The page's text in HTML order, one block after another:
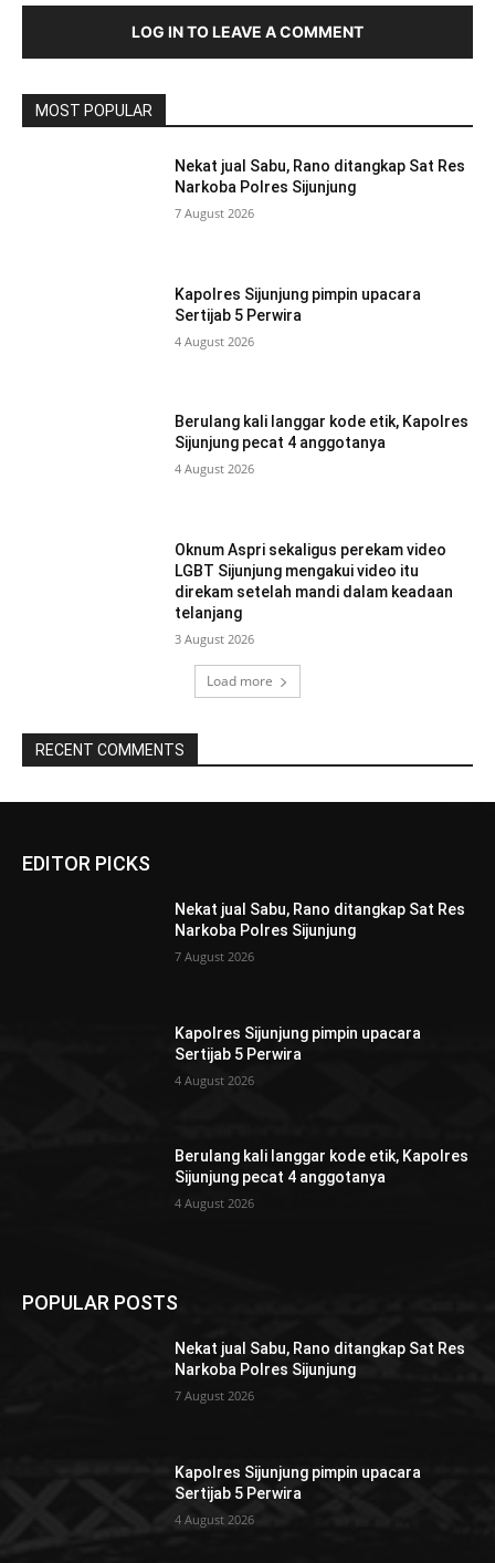
LOG IN TO LEAVE A COMMENT
MOST POPULAR
Nekat jual Sabu, Rano ditangkap Sat Res
Narkoba Polres Sijunjung
7 August 2026
Kapolres Sijunjung pimpin upacara
Sertijab 5 Perwira
4 August 2026
Berulang kali langgar kode etik, Kapolres
Sijunjung pecat 4 anggotanya
4 August 2026
Oknum Aspri sekaligus perekam video
LGBT Sijunjung mengakui video itu
direkam setelah mandi dalam keadaan
telanjang
3 August 2026
Load more
RECENT COMMENTS
EDITOR PICKS
Nekat jual Sabu, Rano ditangkap Sat Res
Narkoba Polres Sijunjung
7 August 2026
Kapolres Sijunjung pimpin upacara
Sertijab 5 Perwira
4 August 2026
Berulang kali langgar kode etik, Kapolres
Sijunjung pecat 4 anggotanya
4 August 2026
POPULAR POSTS
Nekat jual Sabu, Rano ditangkap Sat Res
Narkoba Polres Sijunjung
7 August 2026
Kapolres Sijunjung pimpin upacara
Sertijab 5 Perwira
4 August 2026